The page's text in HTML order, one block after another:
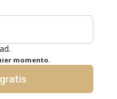
momento.